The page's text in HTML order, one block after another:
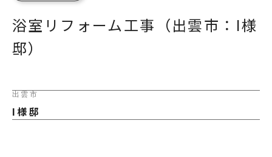
浴室リフォーム工事（出雲市：I様
邸）
出雲市
I様邸